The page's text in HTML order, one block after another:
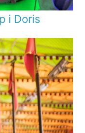
i Doris